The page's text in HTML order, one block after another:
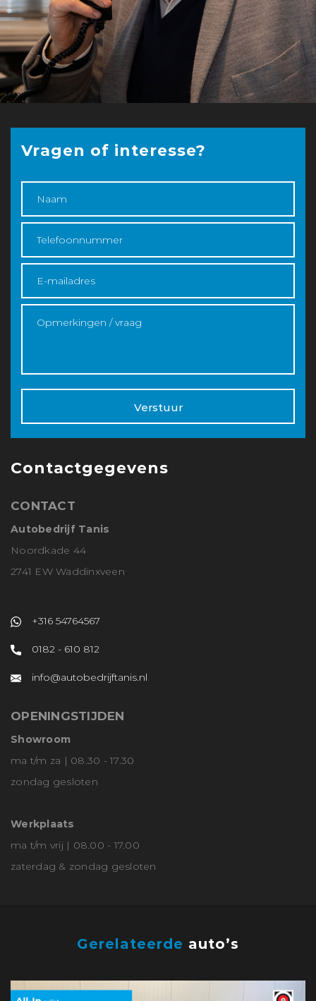
Vragen of interesse?
Verstuur
Contactgegevens
CONTACT
Autobedrijf Tanis
Noordkade 44
2741 EW Waddinxveen
+316 54764567
0182 - 610 812
info@autobedrijftanis.nl
OPENINGSTIJDEN
Showroom
ma t/m za | 08.30 - 17.30
zondag gesloten
Werkplaats
ma t/m vrij | 08.00 - 17.00
zaterdag & zondag gesloten
Gerelateerde auto’s